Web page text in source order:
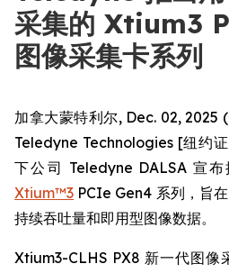
采集的 Xtium3
图像采集卡系列
加拿大蒙特利尔, Dec. 02, 2025
Teledyne Technologies [纽约
下公司 Teledyne DALSA 宣
Xtium™3 PCIe Gen4 系列，旨
持续吞吐量和即用型图像数据。
Xtium3-CLHS PX8 新一代图像